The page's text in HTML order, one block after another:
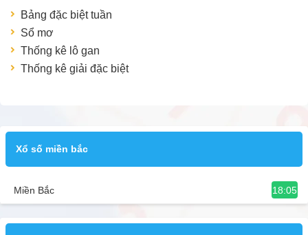
Bảng đặc biệt tuần
Sổ mơ
Thống kê lô gan
Thống kê giải đặc biệt
Xổ số miền bắc
Miền Bắc 18:05